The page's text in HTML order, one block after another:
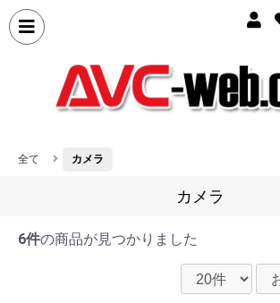
全て カメラ
カメラ
6件の商品が見つかりました